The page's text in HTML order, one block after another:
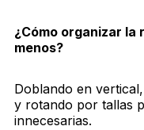
¿Cómo organizar la
menos?
Doblando en
y rotando por tallas
innecesarias.